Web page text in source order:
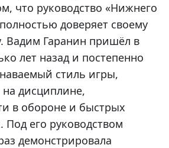
что руководство «Нижнего
доверяет своему
Вадим Гаранин пришёл в
лет назад и постепенно
стиль игры,
дисциплине,
в обороне и быстрых
Под его руководством
демонстрировала